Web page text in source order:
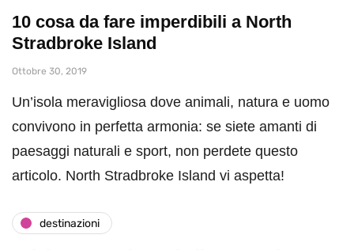
10 cosa da fare imperdibili a North
Stradbroke Island
Ottobre 30, 2019
Un’isola meravigliosa dove animali, natura e uomo
convivono in perfetta armonia: se siete amanti di
paesaggi naturali e sport, non perdete questo
articolo. North Stradbroke Island vi aspetta!
destinazioni